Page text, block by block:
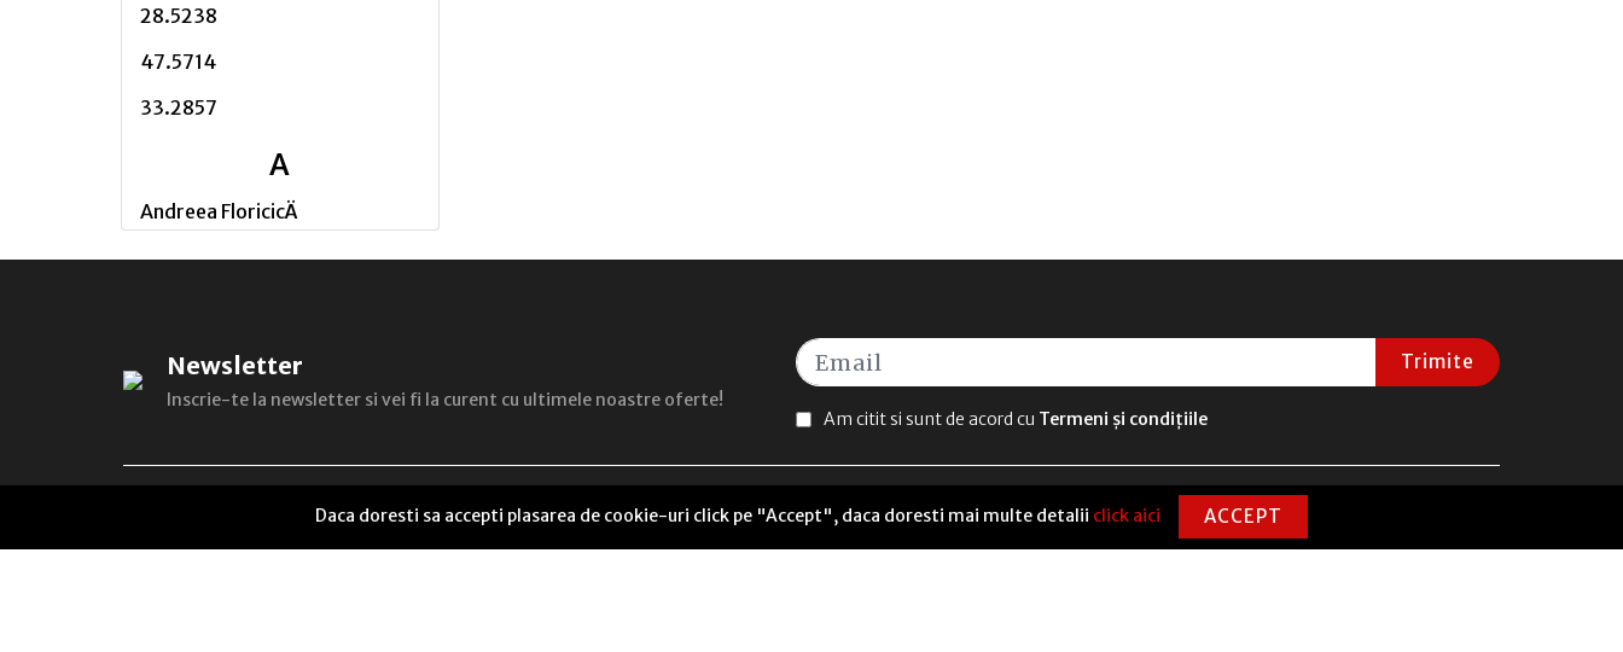
Daca doresti sa accepti plasarea de cookie-uri click pe "Accept", daca doresti mai multe detalii click aici ACCEPT
28.5238
47.5714
33.2857
A
Andreea FloricicÄ
Andreea NÄstase
Cassianâ€‘Matasaru
Antoaneta SabÄu
Alexandra Cork
Newsletter
Inscrie-te la newsletter si vei fi la curent cu ultimele noastre oferte!
Trimite
Am citit si sunt de acord cu Termeni și condițiile
UTILE CONTACT